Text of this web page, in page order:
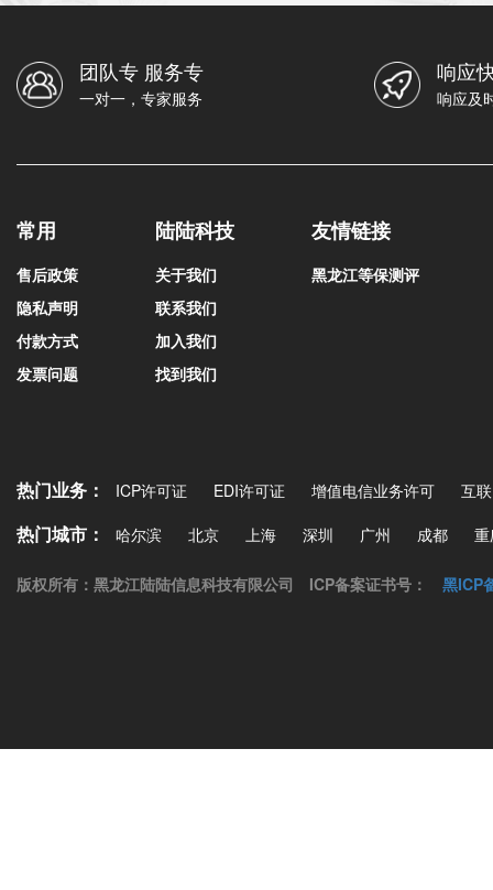
团队专 服务专
一对一，专家服务
响应
响应及
常用
售后政策
隐私声明
付款方式
发票问题
陆陆科技
关于我们
联系我们
加入我们
找到我们
友情链接
黑龙江等保测评
热门业务： ICP许可证 EDI许可证 增值电信业务许可 互
热门城市： 哈尔滨 北京 上海 深圳 广州 成都
版权所有：黑龙江陆陆信息科技有限公司 ICP备案证书号： 黑ICP